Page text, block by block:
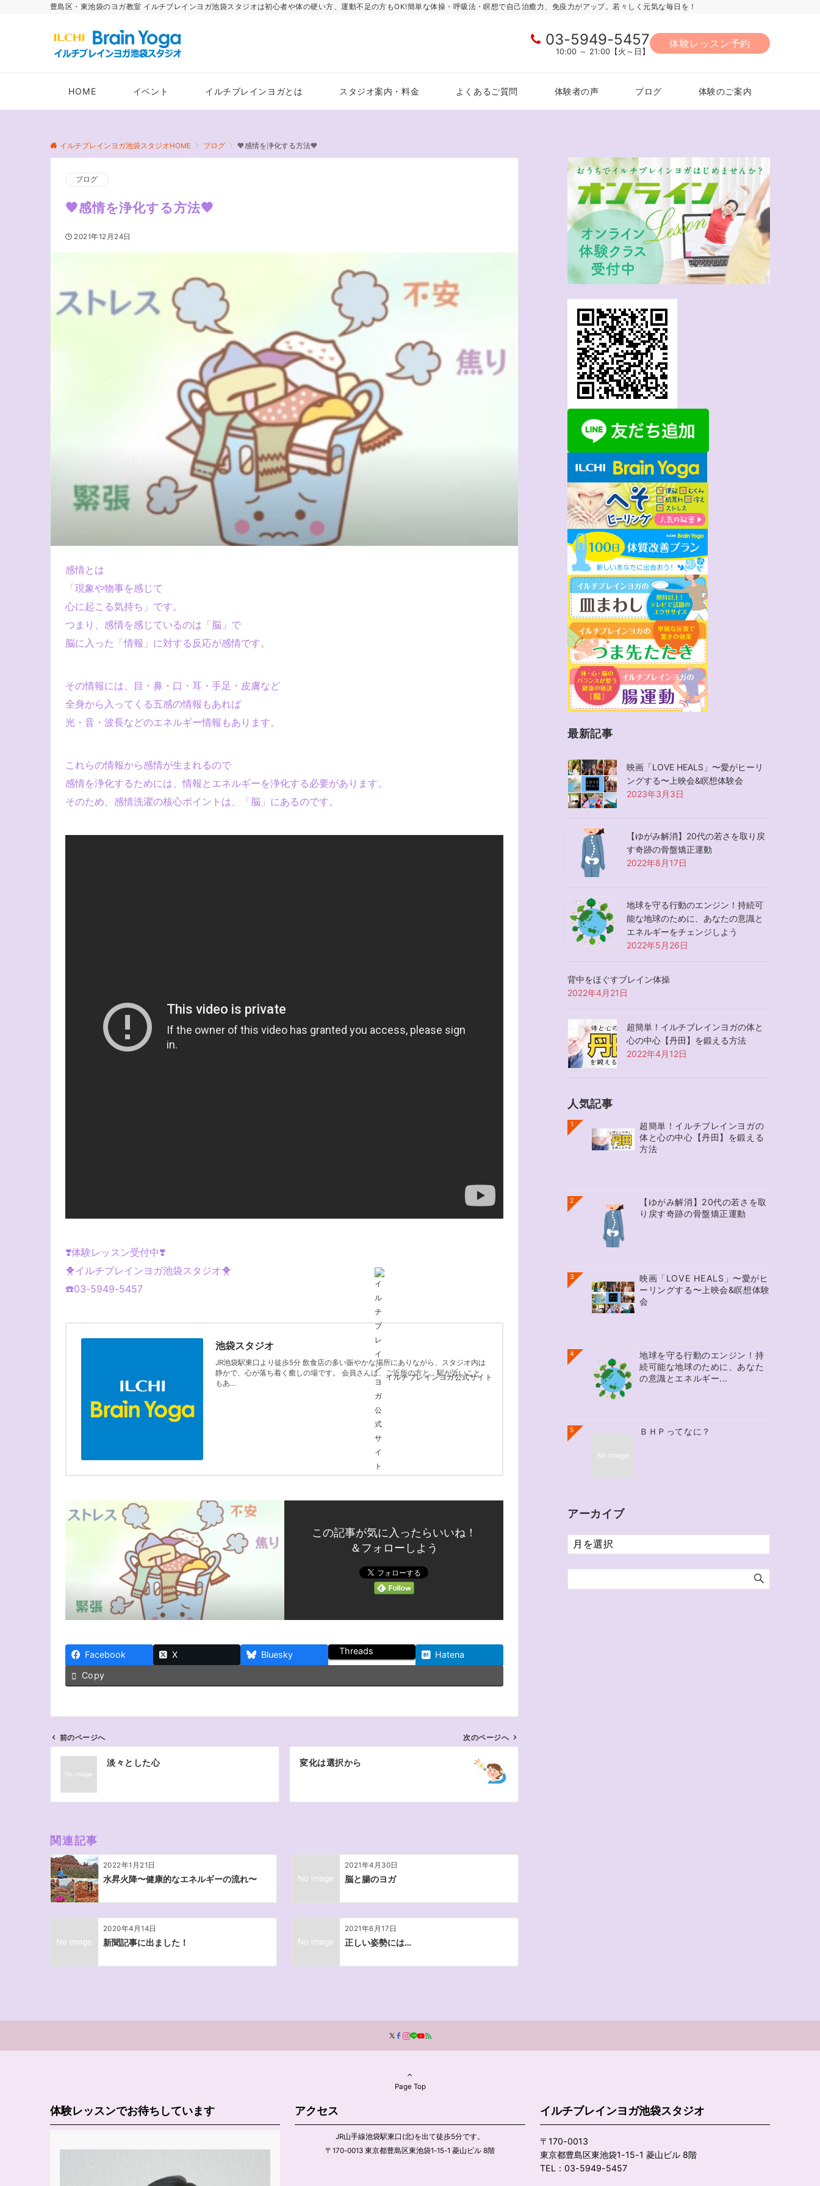
豊島区・東池袋のヨガ教室 イルチブレインヨガ池袋スタジオは初心者や体の硬い方、運動不足の方もOK!簡単な体操・呼吸法・瞑想で自己治癒力、免疫力がアップ。若々しく元気な毎日を！
03-5949-5457
10:00 ～ 21:00【火～日】
体験レッスン予約
HOME イベント イルチブレインヨガとは スタジオ案内・料金 よくあるご質問 体験者の声 ブログ 体験のご案内
イルチブレインヨガ池袋スタジオHOME ブログ 🧡感情を浄化する方法🧡
ブログ
🧡感情を浄化する方法🧡
2021年12月24日
感情とは
「現象や物事を感じて
心に起こる気持ち」です。
つまり、感情を感じているのは「脳」で
脳に入った「情報」に対する反応が感情です。
その情報には、目・鼻・口・耳・手足・皮膚など
全身から入ってくる五感の情報もあれば
光・音・波長などのエネルギー情報もあります。
これらの情報から感情が生まれるので
感情を浄化するためには、情報とエネルギーを浄化する必要があります。
そのため、感情洗濯の核心ポイントは、「脳」にあるのです。
❣️体験レッスン受付中❣️
🐥イルチブレインヨガ池袋スタジオ🐥
☎️03-5949-5457
池袋スタジオ
JR池袋駅東口より徒歩5分 飲食店の多い賑やかな場所にありながら、スタジオ内は
静かで、心が落ち着く癒しの場です。 会員さんは、ご近所の方と、駅が近いこと
もあ…
イルチブレインヨガ公式サイト
この記事が気に入ったらいいね！
＆フォローしよう
Facebook X Bluesky Threads
Hatena
Copy
ビ
シ
ョ
ン
前のページへ
淡々とした心
次のページへ
変化は選択から
関連記事
2022年1月21日
水昇火降〜健康的なエネルギーの流れ〜
2021年4月30日
脳と腸のヨガ
2020年4月14日
新聞記事に出ました！
2021年6月17日
正しい姿勢には…
最新記事
映画「LOVE HEALS」〜愛がヒーリ
ングする〜上映会&瞑想体験会
2023年3月3日
【ゆがみ解消】20代の若さを取り戻
す奇跡の骨盤矯正運動
2022年8月17日
地球を守る行動のエンジン！持続可
能な地球のために、あなたの意識と
エネルギーをチェンジしよう
2022年5月26日
背中をほぐすブレイン体操
2022年4月21日
超簡単！イルチブレインヨガの体と
心の中心【丹田】を鍛える方法
2022年4月12日
人気記事
1
超簡単！イルチブレインヨガの
体と心の中心【丹田】を鍛える
方法
2
【ゆがみ解消】20代の若さを取
り戻す奇跡の骨盤矯正運動
3
映画「LOVE HEALS」〜愛がヒ
ーリングする〜上映会&瞑想体験
会
4
地球を守る行動のエンジン！持
続可能な地球のために、あなた
の意識とエネルギー...
5 ＢＨＰってなに？
アーカイブ
ア
ー
ブ
Page Top
体験レッスンでお待ちしています アクセス
JR山手線池袋駅東口(北)を出て徒歩5分です。
〒170-0013 東京都豊島区東池袋1-15-1 菱山ビル 8階
イルチブレインヨガ池袋スタジオ
〒170-0013
東京都豊島区東池袋1-15-1 菱山ビル 8階
TEL：03-5949-5457